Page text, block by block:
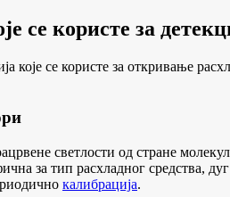
се користе за
које се користе за откривање
светлости од стране
за тип расхладног средства,
калибрација.